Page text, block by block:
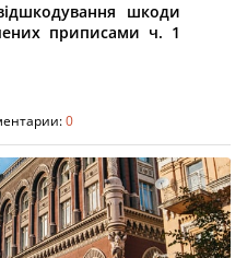
шкоди
приписами ч. 1
0